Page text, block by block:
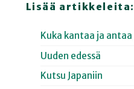
Lisää artikkeleita:
Kuka kantaa ja
Uuden edessä
Kutsu Japaniin